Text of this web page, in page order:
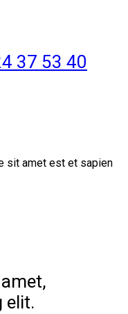
37 53 40
sit amet est et sapien
elit.